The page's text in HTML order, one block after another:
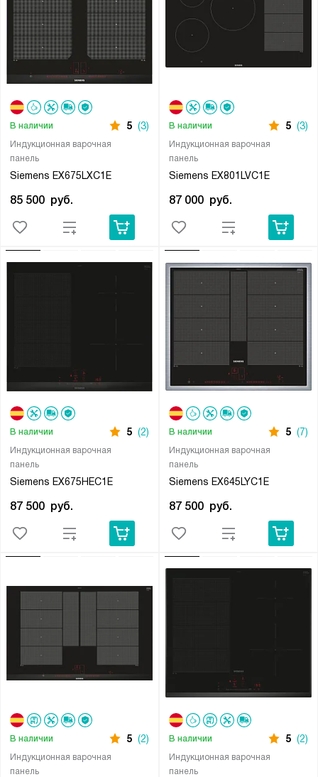
Индукционная варочная
панель
Siemens EX675LXC1E
В наличии 5 (3)
85 500 руб.
Индукционная варочная
панель
Siemens EX801LVC1E
В наличии 5 (3)
87 000 руб.
Индукционная варочная
панель
Siemens EX675HEC1E
В наличии 5 (2)
87 500 руб.
Индукционная варочная
панель
Siemens EX645LYC1E
В наличии 5 (7)
87 500 руб.
Индукционная варочная
панель
В наличии 5 (2)
Индукционная варочная
панель
В наличии 5 (2)